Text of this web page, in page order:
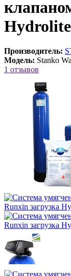
Hydrolite
Производитель:
Модель: Stanko
1 отзывов